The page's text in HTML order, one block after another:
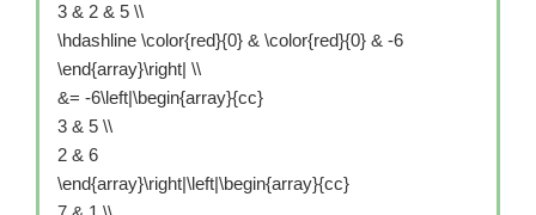
3 & 2 & 5 \\
\hdashline \color{red}{0} & \color{red}{0} & -6
\end{array}\right| \\
&= -6\left|\begin{array}{cc}
3 & 5 \\
2 & 6
\end{array}\right|\left|\begin{array}{cc}